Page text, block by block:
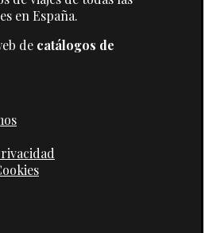
en España.
de catálogos de